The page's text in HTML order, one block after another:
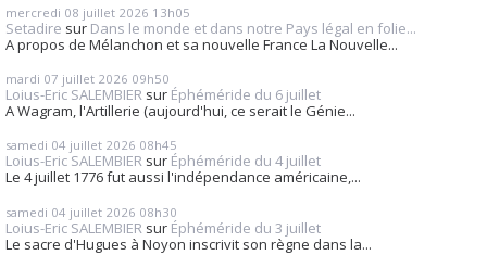
mercredi 08 juillet 2026 13h05
Setadire sur Dans le monde et dans notre Pays légal en folie...
A propos de Mélanchon et sa nouvelle France La Nouvelle...
mardi 07 juillet 2026 09h50
Loius-Eric SALEMBIER sur Éphéméride du 6 juillet
A Wagram, l'Artillerie (aujourd'hui, ce serait le Génie...
samedi 04 juillet 2026 08h45
Loius-Eric SALEMBIER sur Éphéméride du 4 juillet
Le 4 juillet 1776 fut aussi l'indépendance américaine,...
samedi 04 juillet 2026 08h30
Loius-Eric SALEMBIER sur Éphéméride du 3 juillet
Le sacre d'Hugues à Noyon inscrivit son règne dans la...